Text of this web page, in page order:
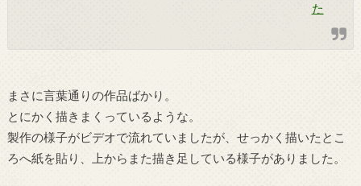
た
まさに言葉通りの作品ばかり。
とにかく描きまくっているような。
製作の様子がビデオで流れていましたが、せっかく描いたとこ
ろへ紙を貼り、上からまた描き足している様子がありました。